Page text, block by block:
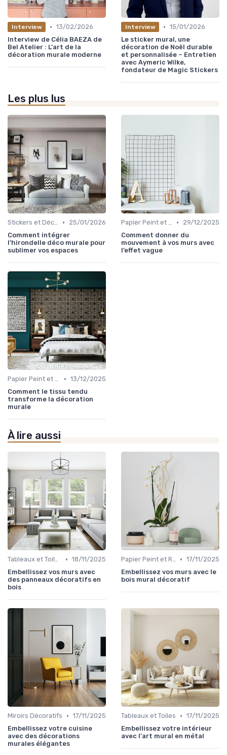
Interview • 13/02/2026
Interview de Célia BAEZA de
Bel Atelier : L'art de la
décoration murale moderne
Interview • 15/01/2026
Le sticker mural, une
décoration de Noël durable
et personnalisée – Entretien
avec Aymeric Wilke,
fondateur de Magic Stickers
Les plus lus
Stickers et Décalcomanies Muraux •
25/01/2026
Comment intégrer
l’hirondelle déco murale pour
sublimer vos espaces
Papier Peint et Revêtements Muraux •
29/12/2025
Comment donner du
mouvement à vos murs avec
l’effet vague
Papier Peint et Revêtements Muraux • 13/12/2025
Comment le tissu tendu
transforme la décoration
murale
À lire aussi
Tableaux et Toiles • 18/11/2025
Embellissez vos murs avec
des panneaux décoratifs en
bois
Papier Peint et Revêtements Muraux • 17/11/2025
Embellissez vos murs avec le
bois mural décoratif
Miroirs Décoratifs • 17/11/2025
Embellissez votre cuisine
avec des décorations
murales élégantes
Tableaux et Toiles • 17/11/2025
Embellissez votre intérieur
avec l'art mural en métal